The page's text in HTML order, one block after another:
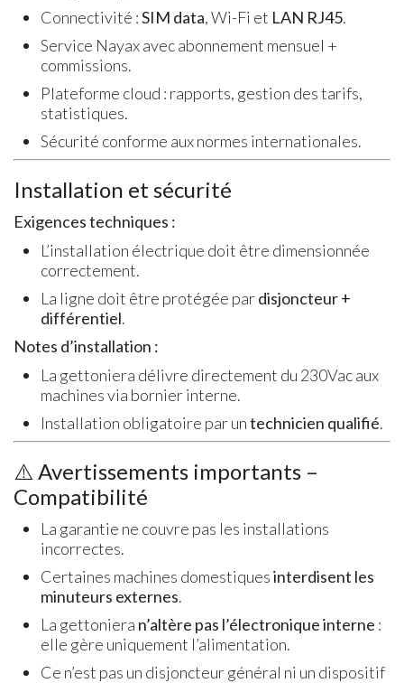
Connectivité :SIM data, Wi-Fi et LAN RJ45.
Service Nayax avec abonnement mensuel +
commissions.
Plateforme cloud : rapports, gestion des tarifs,
statistiques.
Sécurité conforme aux normes internationales.
Installation et sécurité
Exigences techniques :
L’installation électrique doit être dimensionnée
correctement.
La ligne doit être protégée pardisjoncteur +
différentiel.
Notes d’installation :
La gettoniera délivre directement du 230Vac aux
machines via bornier interne.
Installation obligatoire par untechnicien qualifié.
⚠️ Avertissements importants –
Compatibilité
La garantie ne couvre pas les installations
incorrectes.
Certaines machines domestiquesinterdisent les
minuteurs externes.
La gettoniera n’altère pas l’électronique interne :
elle gère uniquement l’alimentation.
Ce n’est pas un disjoncteur général ni un dispositif